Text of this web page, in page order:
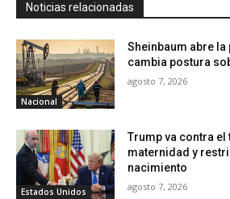
Noticias relacionadas
Nacional
Sheinbaum abre
cambia postura
agosto 7, 2026
Estados Unidos
Trump va contra
maternidad y
nacimiento
agosto 7, 2026